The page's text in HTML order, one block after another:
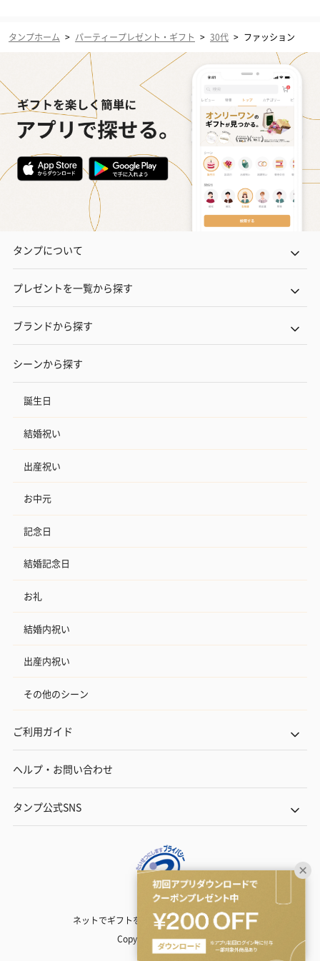
タンプホーム > パーティープレゼント・ギフト > 30代 > ファッション
タンプについて
プレゼントを一覧から探す
ブランドから探す
シーンから探す
誕生日
結婚祝い
出産祝い
お中元
記念日
結婚記念日
お礼
結婚内祝い
出産内祝い
その他のシーン
ご利用ガイド
ヘルプ・お問い合わせ
タンプ公式SNS
ネットでギフトを贈るなら | TANP（タンプ）
Copyright© TANP Inc.